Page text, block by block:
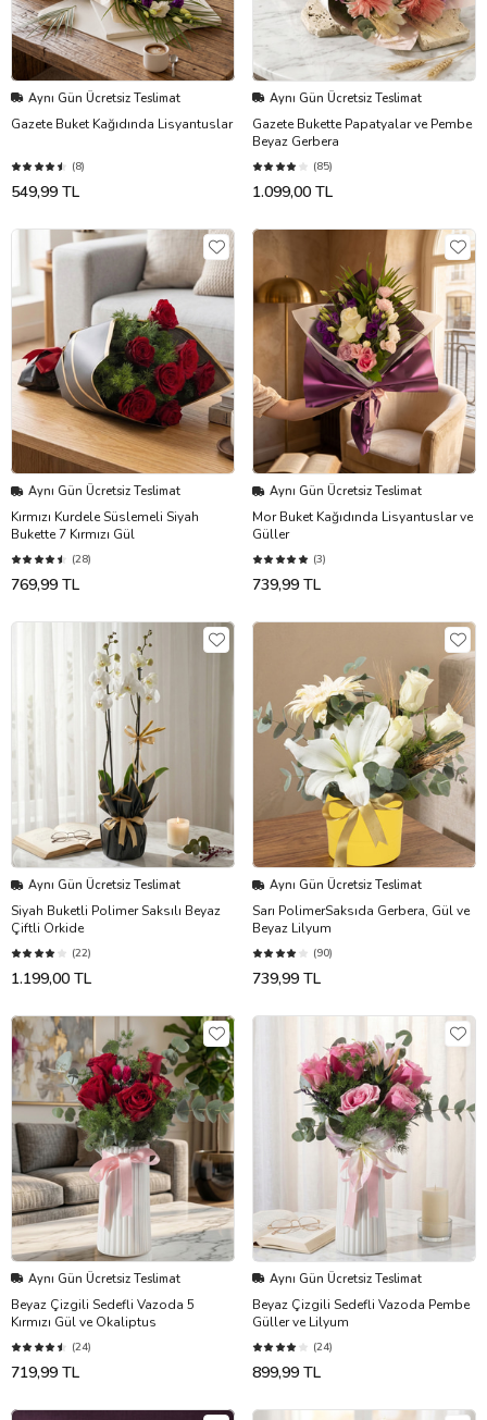
Aynı Gün Ücretsiz Teslimat
Gazete Buket Kağıdında Lisyantuslar
(8)
549,99 TL
Aynı Gün Ücretsiz Teslimat
Gazete Bukette Papatyalar ve Pembe
Beyaz Gerbera
(85)
1.099,00 TL
Aynı Gün Ücretsiz Teslimat
Kırmızı Kurdele Süslemeli Siyah
Bukette 7 Kırmızı Gül
(28)
769,99 TL
Aynı Gün Ücretsiz Teslimat
Mor Buket Kağıdında Lisyantuslar ve
Güller
(3)
739,99 TL
Aynı Gün Ücretsiz Teslimat
Siyah Buketli Polimer Saksılı Beyaz
Çiftli Orkide
(22)
1.199,00 TL
Aynı Gün Ücretsiz Teslimat
Sarı PolimerSaksıda Gerbera, Gül ve
Beyaz Lilyum
(90)
739,99 TL
Aynı Gün Ücretsiz Teslimat
Beyaz Çizgili Sedefli Vazoda 5
Kırmızı Gül ve Okaliptus
(24)
719,99 TL
Aynı Gün Ücretsiz Teslimat
Beyaz Çizgili Sedefli Vazoda Pembe
Güller ve Lilyum
(24)
899,99 TL